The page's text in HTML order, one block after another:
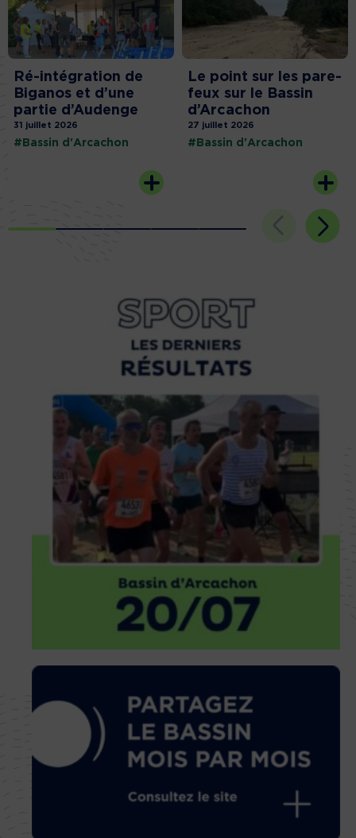
Ré-intégration de
Biganos et d’une
partie d’Audenge
31 juillet 2026
#Bassin d'Arcachon
Le point sur les pare-
feux sur le Bassin
d’Arcachon
27 juillet 2026
#Bassin d'Arcachon